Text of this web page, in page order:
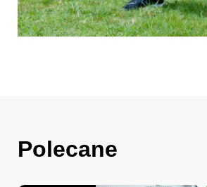
Polecane